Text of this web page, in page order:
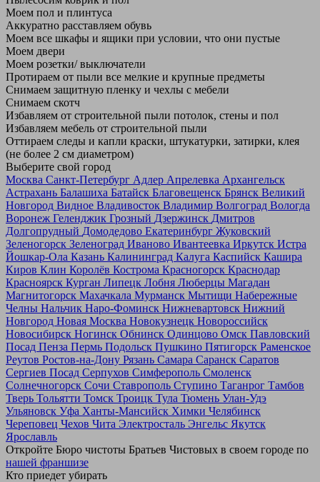
Моем пол и плинтуса
Аккуратно расставляем обувь
Моем все шкафы и ящики при условии, что они пустые
Моем двери
Моем розетки/ выключатели
Протираем от пыли все мелкие и крупные предметы
Снимаем защитную пленку и чехлы с мебели
Снимаем скотч
Избавляем от строительной пыли потолок, стены и пол
Избавляем мебель от строительной пыли
Оттираем следы и капли краски, штукатурки, затирки, клея
(не более 2 см диаметром)
Выберите свой город
Москва Санкт-Петербург Адлер Апрелевка Архангельск
Астрахань Балашиха Батайск Благовещенск Брянск Великий
Новгород Видное Владивосток Владимир Волгоград Вологда
Воронеж Геленджик Грозный Дзержинск Дмитров
Долгопрудный Домодедово Екатеринбург Жуковский
Зеленогорск Зеленоград Иваново Ивантеевка Иркутск Истра
Йошкар-Ола Казань Калининград Калуга Каспийск Кашира
Киров Клин Королёв Кострома Красногорск Краснодар
Красноярск Курган Липецк Лобня Люберцы Магадан
Магнитогорск Махачкала Мурманск Мытищи Набережные
Челны Нальчик Наро-Фоминск Нижневартовск Нижний
Новгород Новая Москва Новокузнецк Новороссийск
Новосибирск Ногинск Обнинск Одинцово Омск Павловский
Посад Пенза Пермь Подольск Пушкино Пятигорск Раменское
Реутов Ростов-на-Дону Рязань Самара Саранск Саратов
Сергиев Посад Серпухов Симферополь Смоленск
Солнечногорск Сочи Ставрополь Ступино Таганрог Тамбов
Тверь Тольятти Томск Троицк Тула Тюмень Улан-Удэ
Ульяновск Уфа Ханты-Мансийск Химки Челябинск
Череповец Чехов Чита Электросталь Энгельс Якутск
Ярославль
Откройте Бюро чистоты Братьев Чистовых в своем городе по
нашей франшизе
Кто приедет убирать